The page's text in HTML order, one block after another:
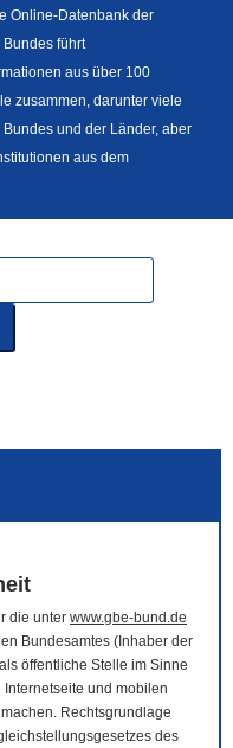
Online-Datenbank der
führt
aus über 100
zusammen, darunter viele
und der Länder, aber
aus dem
die unter www.gbe-bund.de
Bundesamtes (Inhaber der
öffentliche Stelle im Sinne
Internetseite und mobilen
Rechtsgrundlage
des